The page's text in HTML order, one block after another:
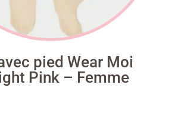
pied Wear Moi
Pink – Femme